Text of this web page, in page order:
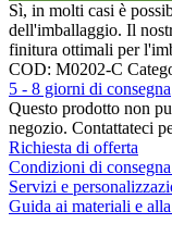
Sì, in molti casi è
dell'imballaggio. Il
finitura ottimali per
COD: M0202-C
5 - 8 giorni di consegna
Questo prodotto non
negozio. Contattateci
Richiesta di offerta
Condizioni di
Servizi e
Guida ai materiali e